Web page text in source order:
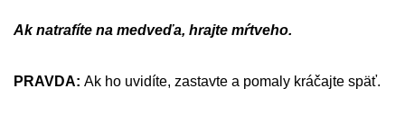
Ak natrafíte na medveďa, hrajte mŕtveho.
PRAVDA: Ak ho uvidíte, zastavte a pomaly kráčajte späť.